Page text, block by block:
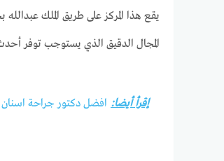
يقع هذا المركز على طريق الملك
المجال الدقيق الذي يستوجب توفر
إقرأ أيضا: افضل دكتور جراحة اسنان